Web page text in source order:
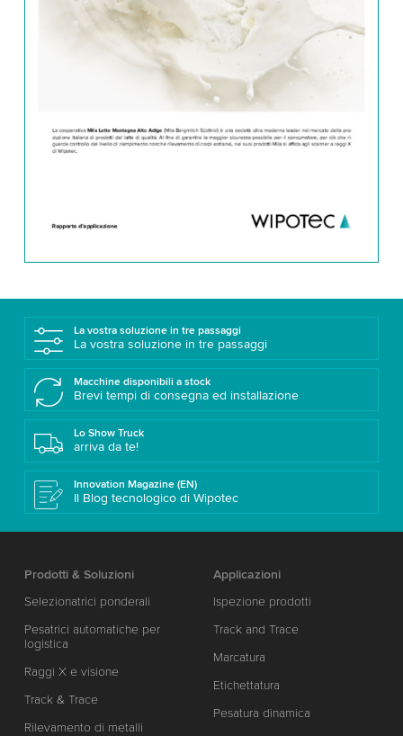
La vostra soluzione in tre passaggi
La vostra soluzione in tre passaggi
Macchine disponibili a stock
Brevi tempi di consegna ed installazione
Lo Show Truck
arriva da te!
Innovation Magazine (EN)
Il Blog tecnologico di Wipotec
Prodotti & Soluzioni
Selezionatrici ponderali
Pesatrici automatiche per
logistica
Raggi X e visione
Track & Trace
Rilevamento di metalli
Applicazioni
Ispezione prodotti
Track and Trace
Marcatura
Etichettatura
Pesatura dinamica